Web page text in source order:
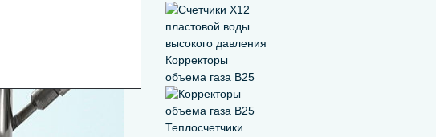
Корректоры
объема газа В25
Теплосчетчики